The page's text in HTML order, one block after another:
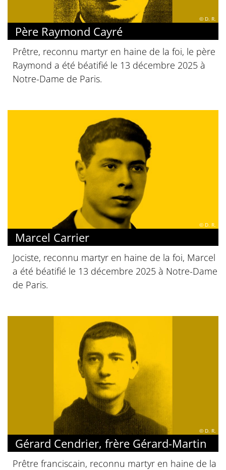
© D. R.
Père Raymond Cayré
Prêtre, reconnu martyr en haine de la foi, le père
Raymond a été béatifié le 13 décembre 2025 à
Notre-Dame de Paris.
© D. R.
Marcel Carrier
Jociste, reconnu martyr en haine de la foi, Marcel
a été béatifié le 13 décembre 2025 à Notre-Dame
de Paris.
© D. R.
Gérard Cendrier, frère Gérard-Martin
Prêtre franciscain, reconnu martyr en haine de la